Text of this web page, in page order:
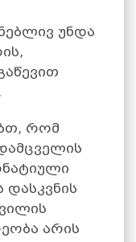
უნდა
რომ
დასკვნის
არის